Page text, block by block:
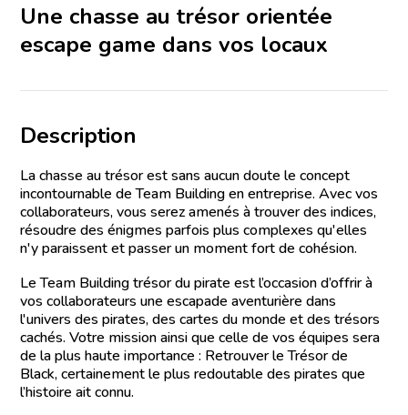
Une chasse au trésor orientée
escape game dans vos locaux
Description
La chasse au trésor est sans aucun doute le concept
incontournable de Team Building en entreprise. Avec vos
collaborateurs, vous serez amenés à trouver des indices,
résoudre des énigmes parfois plus complexes qu'elles
n'y paraissent et passer un moment fort de cohésion.
Le Team Building trésor du pirate est l’occasion d’offrir à
vos collaborateurs une escapade aventurière dans
l'univers des pirates, des cartes du monde et des trésors
cachés. Votre mission ainsi que celle de vos équipes sera
de la plus haute importance : Retrouver le Trésor de
Black, certainement le plus redoutable des pirates que
l’histoire ait connu.